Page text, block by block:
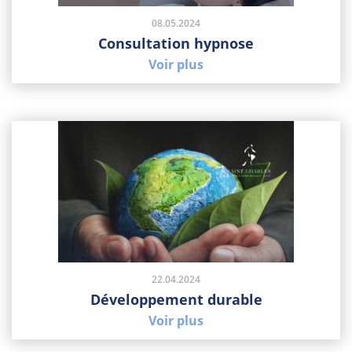
08.05.2024
Consultation hypnose
Voir plus
22.04.2024
Développement durable
Voir plus